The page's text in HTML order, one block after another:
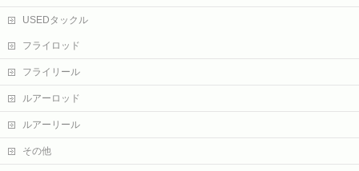
USEDタックル
フライロッド
フライリール
ルアーロッド
ルアーリール
その他